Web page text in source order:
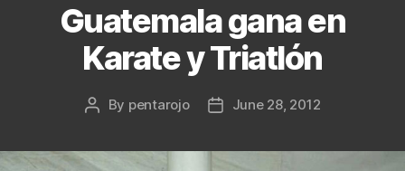
Guatemala gana en
Karate y Triatlón
Post
By pentarojo
PostJune 28, 2012